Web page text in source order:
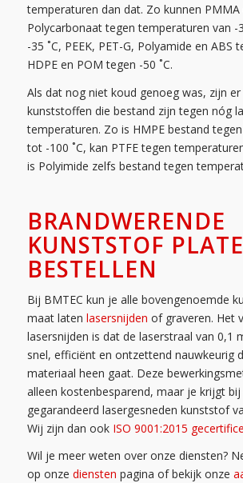
temperaturen dan dat. Zo kunnen PMMA
Polycarbonaat tegen temperaturen van -
-35 ˚C, PEEK, PET-G, Polyamide en ABS
HDPE en POM tegen -50 ˚C.
Als dat nog niet koud genoeg was, zijn
kunststoffen die bestand zijn tegen nóg
temperaturen. Zo is HMPE bestand
tot -100 ˚C, kan PTFE tegen
is Polyimide zelfs bestand tegen
BRANDWERENDE
KUNSTSTOF
BESTELLEN
Bij BMTEC kun je alle bovengenoemde
maat laten lasersnijden of graveren. Het
lasersnijden is dat de laserstraal van 0,1
snel, efficiënt en ontzettend nauwkeurig
materiaal heen gaat. Deze
alleen kostenbesparend, maar je krijgt bij
gegarandeerd lasergesneden kunststof
Wij zijn dan ook ISO 9001:2015
Wil je meer weten over onze diensten?
op onze diensten pagina of bekijk onze